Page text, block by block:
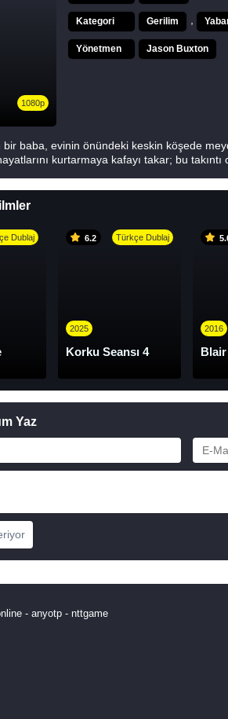
1080p
Kategori Gerilim
Yönetmen Jason Buxton
baba, evinin önündeki keskin köşede
kurtarmaya kafayı takar; bu
Dublaj 6.2 Türkçe Dublaj
2025
Korku Seansı 4
2016
Blair
Yaz
- anyotp - nttgame